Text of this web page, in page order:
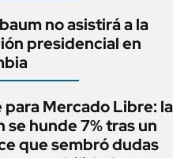
no asistirá a la
presidencial en
para Mercado Libre: la
se hunde 7% tras un
que sembró dudas